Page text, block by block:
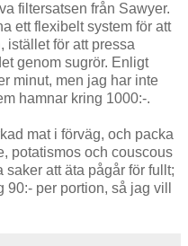
filtersatsen från Sawyer.
ett flexibelt system för att
istället för att pressa
genom sugrör. Enligt
minut, men jag har inte
hamnar kring 1000:-.
mat i förväg, och packa
potatismos och couscous
att äta pågår för fullt;
per portion, så jag vill